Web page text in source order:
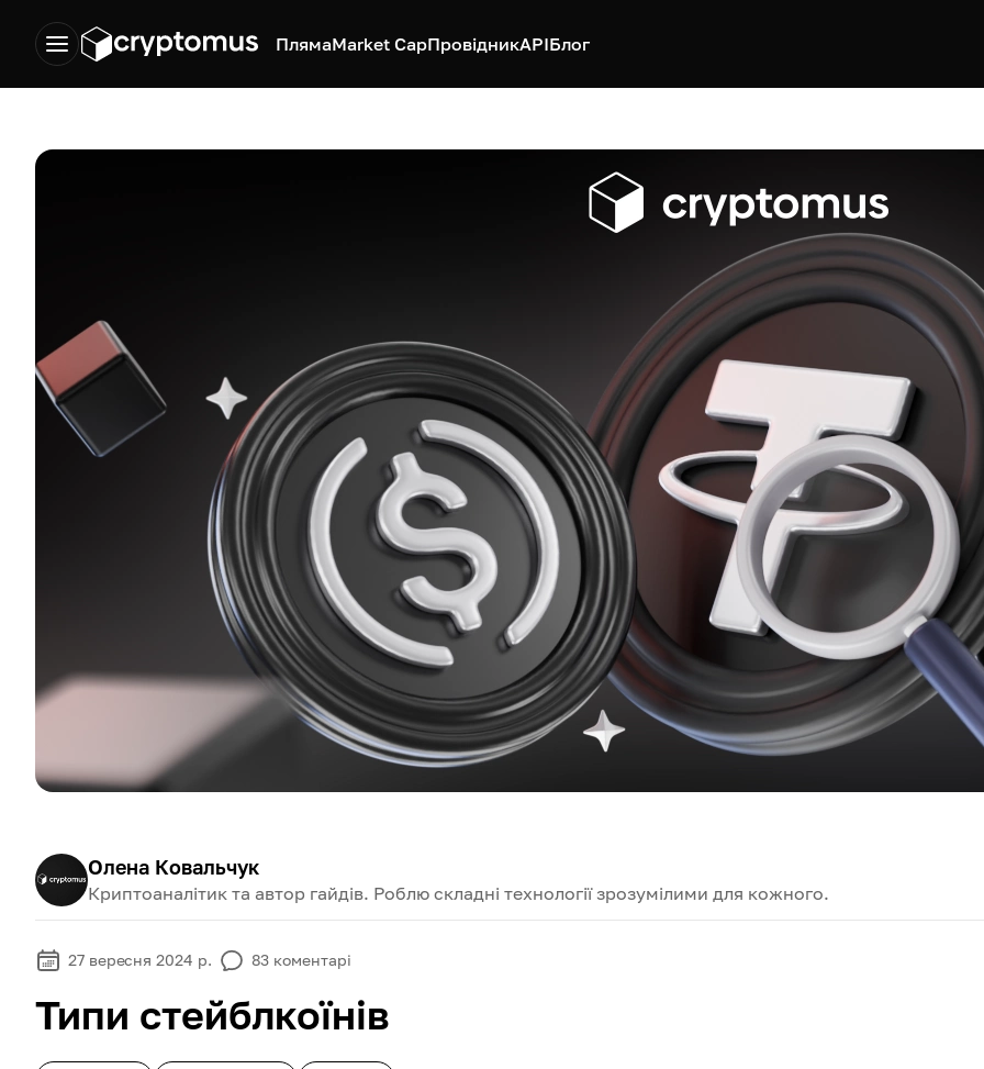
ПлямаMarket CapПровідникAPIБлог
Олена Ковальчук
Криптоаналітик та автор гайдів. Роблю складні технології зрозумілими для кожного.
27 вересня 2024 р. 83 коментарі
Типи стейблкоїнів